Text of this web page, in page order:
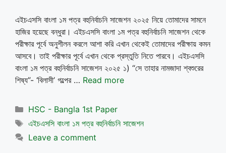
এইচএসসি বাংলা ১ম পত্র বহুনির্বাচনি সাজেশন ২০২৫ নিয়ে তোমাদের সামনে
হাজির হয়েছে বন্ধুরা। এইচএসসি বাংলা ১ম পত্র বহুনির্বাচনি সাজেশন থেকে
পরীক্ষার পূর্বে অনুশীলন করলে আশা করি এখান থেকেই তোমাদের পরীক্ষায় কমন
আসবে। তাই পরীক্ষার পূর্বে এখান থেকে প্রস্তুতি নিতে পারবে। এইচএসসি
বাংলা ১ম পত্র বহুনির্বাচনি সাজেশন ২০২৫ ১) “সে তাহার নামজাদা শ্বশুরের
শিষ্য”- ‘বিলাসী’ গল্পের … Read more
Categories
HSC - Bangla 1st Paper
Tags
এইচএসসি বাংলা ১ম পত্র বহুনির্বাচনি সাজেশন
Leave a comment